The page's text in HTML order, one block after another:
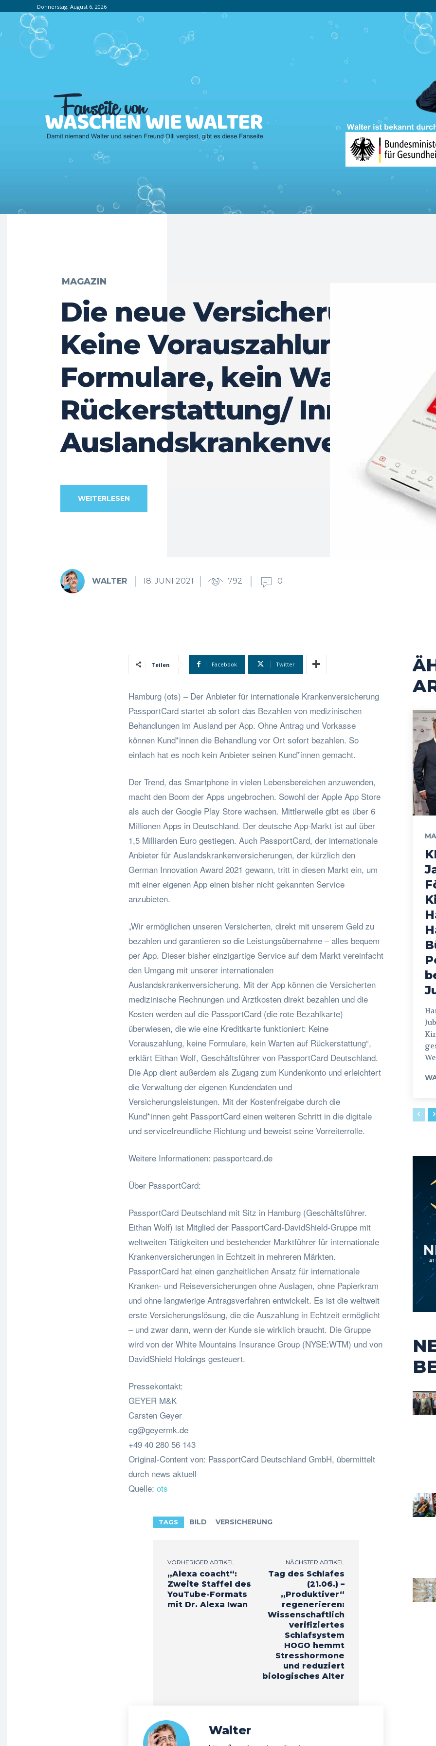
Donnerstag, August 6, 2026
MAGAZIN
Die neue Versicherungs-
Keine Vorauszahlung,
Formulare, kein Warten
Rückerstattung/
WEITERLESEN
WALTER 18. JUNI 2021 792 0
Teilen Facebook Twitter
Hamburg (ots) – Der Anbieter für internationale Krankenversicherung
PassportCard startet ab sofort das Bezahlen von medizinischen
Behandlungen im Ausland per App. Ohne Antrag und Vorkasse
können Kund*innen die Behandlung vor Ort sofort bezahlen. So
einfach hat es noch kein Anbieter seinen Kund*innen gemacht.
Der Trend, das Smartphone in vielen Lebensbereichen anzuwenden,
macht den Boom der Apps ungebrochen. Sowohl der Apple App Store
als auch der Google Play Store wachsen. Mittlerweile gibt es über 6
Millionen Apps in Deutschland. Der deutsche App-Markt ist auf über
1,5 Milliarden Euro gestiegen. Auch PassportCard, der internationale
Anbieter für Auslandskrankenversicherungen, der kürzlich den
German Innovation Award 2021 gewann, tritt in diesen Markt ein, um
mit einer eigenen App einen bisher nicht gekannten Service
anzubieten.
„Wir ermöglichen unseren Versicherten, direkt mit unserem Geld zu
bezahlen und garantieren so die Leistungsübernahme – alles bequem
per App. Dieser bisher einzigartige Service auf dem Markt vereinfacht
den Umgang mit unserer internationalen
Auslandskrankenversicherung. Mit der App können die Versicherten
medizinische Rechnungen und Arztkosten direkt bezahlen und die
Kosten werden auf die PassportCard (die rote Bezahlkarte)
überwiesen, die wie eine Kreditkarte funktioniert: Keine
Vorauszahlung, keine Formulare, kein Warten auf Rückerstattung“,
erklärt Eithan Wolf, Geschäftsführer von PassportCard Deutschland.
Die App dient außerdem als Zugang zum Kundenkonto und erleichtert
die Verwaltung der eigenen Kundendaten und
Versicherungsleistungen. Mit der Kostenfreigabe durch die
Kund*innen geht PassportCard einen weiteren Schritt in die digitale
und servicefreundliche Richtung und beweist seine Vorreiterrolle.
Weitere Informationen: passportcard.de
Über PassportCard:
PassportCard Deutschland mit Sitz in Hamburg (Geschäftsführer.
Eithan Wolf) ist Mitglied der PassportCard-DavidShield-Gruppe mit
weltweiten Tätigkeiten und bestehender Marktführer für internationale
Krankenversicherungen in Echtzeit in mehreren Märkten.
PassportCard hat einen ganzheitlichen Ansatz für internationale
Kranken- und Reiseversicherungen ohne Auslagen, ohne Papierkram
und ohne langwierige Antragsverfahren entwickelt. Es ist die weltweit
erste Versicherungslösung, die die Auszahlung in Echtzeit ermöglicht
– und zwar dann, wenn der Kunde sie wirklich braucht. Die Gruppe
wird von der White Mountains Insurance Group (NYSE:WTM) und von
DavidShield Holdings gesteuert.
Pressekontakt:
GEYER M&K
Carsten Geyer
cg@geyermk.de
+49 40 280 56 143
Original-Content von: PassportCard Deutschland GmbH, übermittelt
durch news aktuell
Quelle: ots
TAGS BILD VERSICHERUNG
VORHERIGER ARTIKEL
„Alexa coacht“:
Zweite Staffel des
YouTube-Formats
mit Dr. Alexa Iwan
NÄCHSTER ARTIKEL
Tag des Schlafes
(21.06.) –
„Produktiver“
regenerieren:
Wissenschaftlich
verifiziertes
Schlafsystem
HOGO hemmt
Stresshormone
und reduziert
biologisches Alter
Walter